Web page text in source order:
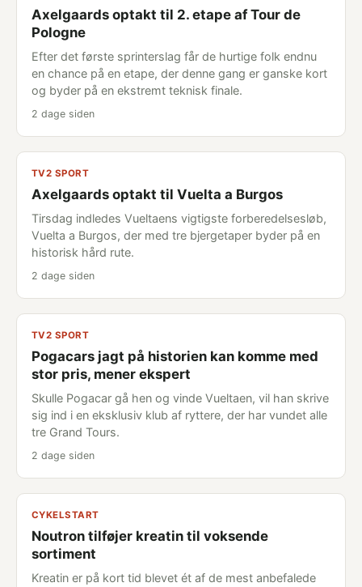
Axelgaards optakt til 2. etape af Tour de
Pologne
Efter det første sprinterslag får de hurtige folk endnu
en chance på en etape, der denne gang er ganske kort
og byder på en ekstremt teknisk finale.
2 dage siden
TV2 SPORT
Axelgaards optakt til Vuelta a Burgos
Tirsdag indledes Vueltaens vigtigste forberedelsesløb,
Vuelta a Burgos, der med tre bjergetaper byder på en
historisk hård rute.
2 dage siden
TV2 SPORT
Pogacars jagt på historien kan komme med
stor pris, mener ekspert
Skulle Pogacar gå hen og vinde Vueltaen, vil han skrive
sig ind i en eksklusiv klub af ryttere, der har vundet alle
tre Grand Tours.
2 dage siden
CYKELSTART
Noutron tilføjer kreatin til voksende
sortiment
Kreatin er på kort tid blevet ét af de mest anbefalede